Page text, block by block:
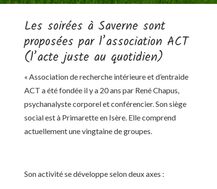
Les soirées à Saverne sont
proposées par l’association ACT
(l’acte juste au quotidien)
« Association de recherche intérieure et d’entraide
ACT a été fondée il y a 20 ans par René Chapus,
psychanalyste corporel et conférencier. Son siège
social est à Primarette en Isère. Elle comprend
actuellement une vingtaine de groupes.
Son activité se développe selon deux axes :